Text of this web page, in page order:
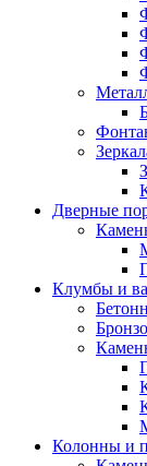
Дверные
Клумбы и
Колонны и